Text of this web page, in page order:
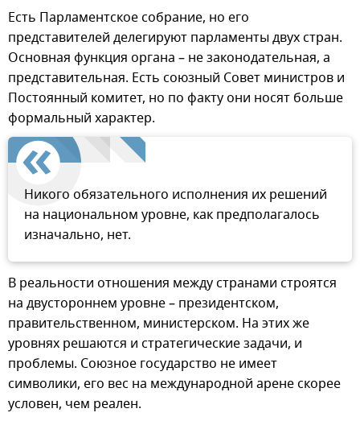
Есть Парламентское собрание, но его
представителей делегируют парламенты двух стран.
Основная функция органа – не законодательная, а
представительная. Есть союзный Совет министров и
Постоянный комитет, но по факту они носят больше
формальный характер.
Никого обязательного исполнения их решений
на национальном уровне, как предполагалось
изначально, нет.
В реальности отношения между странами строятся
на двустороннем уровне – президентском,
правительственном, министерском. На этих же
уровнях решаются и стратегические задачи, и
проблемы. Союзное государство не имеет
символики, его вес на международной арене скорее
условен, чем реален.